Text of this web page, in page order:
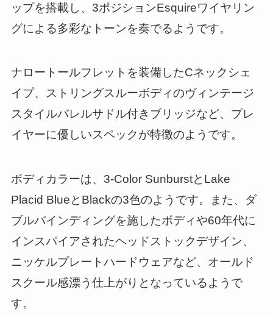
ップを搭載し、3ポジションEsquireワイヤリン
グによる多彩なトーンを奏でるようです。
ナロートールフレットを装備したCネックシェ
イプ、ストリングスルーボディのヴィンテージ
スタイルバレルサドル付きブリッジなど、プレ
イヤーに優しいスペックが特徴のようです。
ボディカラーは、3-Color SunburstとLake
Placid BlueとBlackの3色のようです。また、ダ
ブルバインディングを施したボディや60年代に
インスパイアされたヘッドストックデザイン、
ニッケルプレートハードウェアなど、オールド
スクール感漂う仕上がりとなっているようで
す。